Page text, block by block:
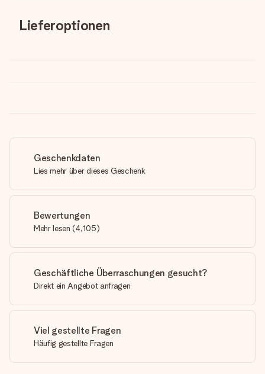
Lieferoptionen
Geschenkdaten
Lies mehr über dieses Geschenk
Bewertungen
Mehr lesen (4,105)
Geschäftliche Überraschungen gesucht?
Direkt ein Angebot anfragen
Viel gestellte Fragen
Häufig gestellte Fragen